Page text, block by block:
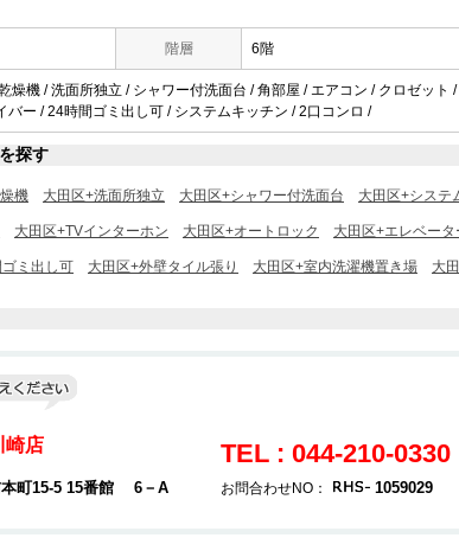
階層 6階
燥機 / 洗面所独立 / シャワー付洗面台 / 角部屋 / エアコン / クロゼッ
バー / 24時間ゴミ出し可 / システムキッチン / 2口コンロ /
探す
機 大田区+洗面所独立 大田区+シャワー付洗面台 大田区+システ
大田区+TVインターホン 大田区+オートロック 大田区+エレベータ
ミ出し可 大田区+外壁タイル張り 大田区+室内洗濯機置き場 大
崎店
本町15-5 15番館 6－A
TEL : 044-210-0330
お問合わせNO： 1059029